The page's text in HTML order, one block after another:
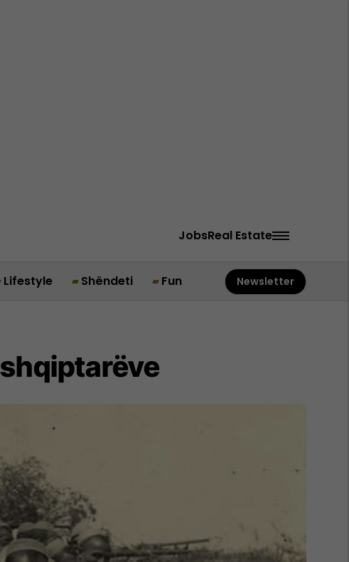
JobsReal Estate
Lifestyle Shëndeti Fun Newsletter